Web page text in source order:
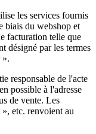
les services fournis
biais du webshop et
facturation telle que
désigné par les termes
».
responsable de l'acte
possible à l'adresse
de vente. Les
etc. renvoient au